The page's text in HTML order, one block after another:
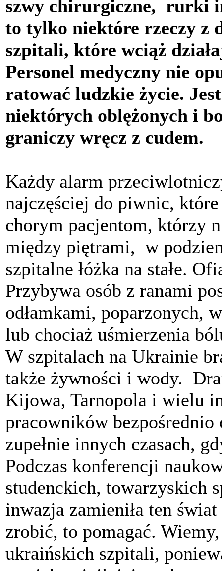
szwy chirurgiczne, rurki
to tylko niektóre rzeczy z
szpitali, które wciąż
Personel medyczny nie
ratować ludzkie życie.
niektórych oblężonych i
graniczy wręcz z cudem.
Każdy alarm
najczęściej do piwnic,
chorym pacjentom, którzy
między piętrami, w
szpitalne łóżka na stałe.
Przybywa osób z ranami
odłamkami, poparzonych,
lub chociaż uśmierzenia
W szpitalach na Ukrainie
także żywności i wody.
Kijowa, Tarnopola i wielu
pracowników
zupełnie innych czasach,
Podczas konferencji
studenckich, towarzyskich
inwazja zamieniła ten
zrobić, to pomagać.
ukraińskich szpitali,